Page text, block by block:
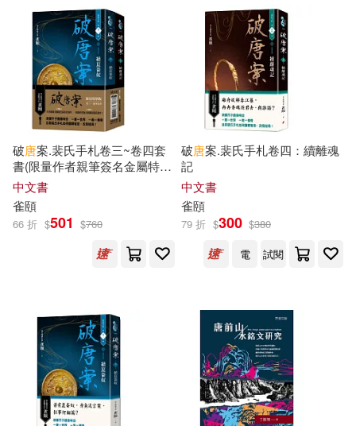
劉培傑數學工作室(16)
唐 善無畏譯(16)
唐 地婆訶羅譯(16)
唐仲明(16)
唐家小主(16) 唐彩斌(16)
李崇建(16) 盧建榮(16)
石黑一雄(16) 科學月刊(16)
浙江人民美術出版社(85)
湖北美術出版社(85)
上海教育出版社(84)
浙江文藝出版社(84)
Eloquence(83)
吉林科學技術出版社(82)
親子天下(82)
二十一世紀出版社(81)
破唐案.裴氏手札卷三~卷四套
書(限量作者親筆簽名金屬特色
扉頁，附贈兩張裴氏手札透卡
贈品版)
中文書
雀頤
66 折 $501 $760
破唐案.裴氏手札卷四：續離魂
記
中文書
雀頤
79 折 $300 $380
電
試閱